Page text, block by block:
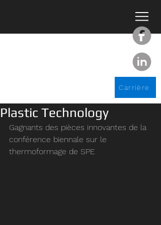
Carrière
Plastic Technology
Gagnants des pièces innovantes de la
conférence biennale sur le
thermoformage de SPE